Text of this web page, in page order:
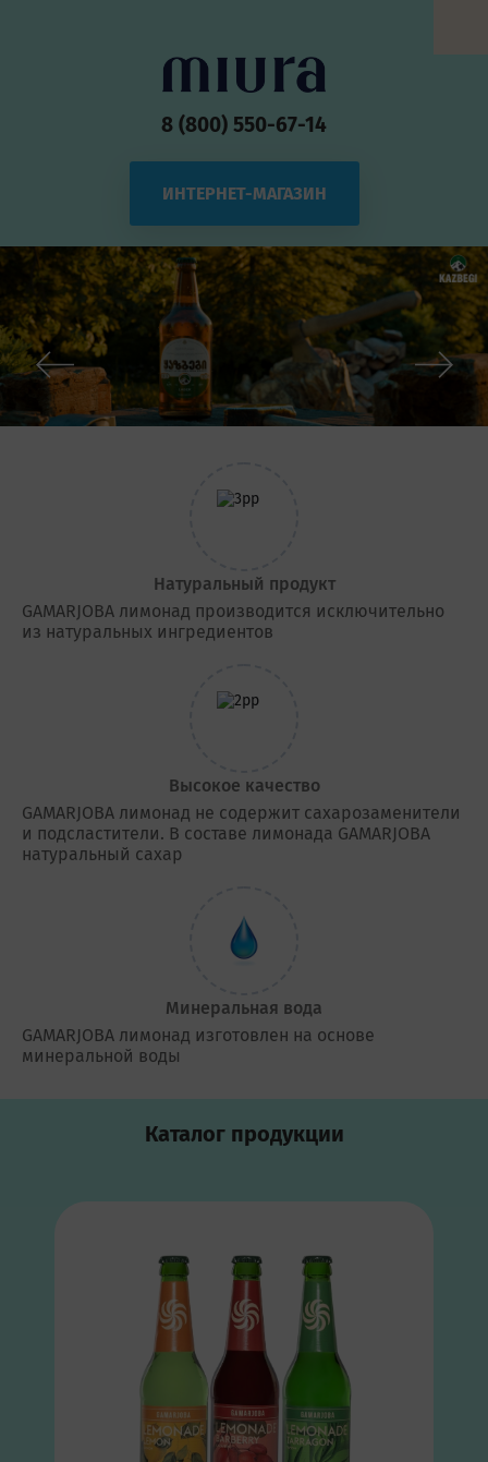
8 (800) 550-67-14
ИНТЕРНЕТ-МАГАЗИН
Натуральный продукт
GAMARJOBA лимонад производится исключительно
из натуральных ингредиентов
Высокое качество
GAMARJOBA лимонад не содержит сахарозаменители
и подсластители. В составе лимонада GAMARJOBA
натуральный сахар
Минеральная вода
GAMARJOBA лимонад изготовлен на основе
минеральной воды
Каталог продукции